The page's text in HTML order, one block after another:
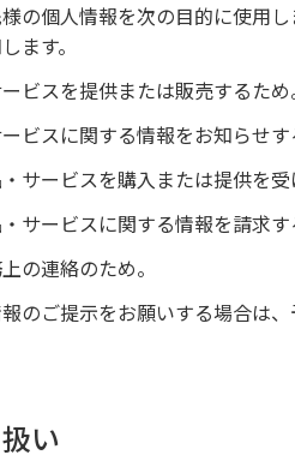
の個人情報を次の目的に使用
ます。
ビスを提供または販売するため
ビスに関する情報をお知らせす
サービスを購入または提供を受
サービスに関する情報を請求す
の連絡のため。
のご提示をお願いする場合は、
い